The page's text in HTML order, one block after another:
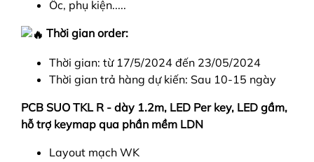
Ốc, phụ kiện.....
Thời gian order:
Thời gian: từ 17/5/2024 đến 23/05/2024
Thời gian trả hàng dự kiến: Sau 10-15 ngày
PCB SUO TKL R - dày 1.2m, LED Per key, LED gầm,
hỗ trợ keymap qua phần mềm LDN
Layout mạch WK